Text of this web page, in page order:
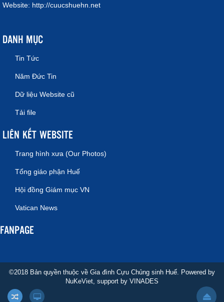
Website: http://cuucshuehn.net
DANH MỤC
Tin Tức
Năm Đức Tin
Dữ liệu Website cũ
Tải file
LIÊN KẾT WEBSITE
Trang hình xưa (Our Photos)
Tổng giáo phận Huế
Hội đồng Giám mục VN
Vatican News
FANPAGE
©2018 Bản quyền thuộc về Gia đình Cựu Chủng sinh Huế. Powered by
NuKeViet , support by VINADES